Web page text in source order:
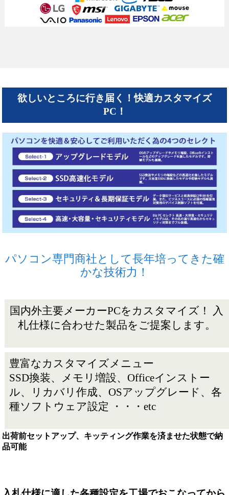
欲しいところに行き届く！快適カスタマイズ
PC！
パソコン専門商社として長年培ってきた確
かな技術力！
国内外主要メーカーPCをカスタマイズ！
入
札仕様に合わせた製品をご提案します。
豊富なカスタマイズメニュー
SSD換装、メモリ増設、Officeインストー
ル、リカバリ作成、OSアップグレード、各
種ソフトウェア設定 ・・・etc
出荷前セットアップ、キッティング作業を済ませた状態で納
品可能